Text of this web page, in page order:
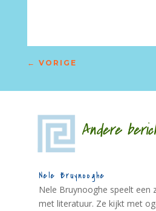
← VORIGE
Andere
Nele Bruynooghe
Nele Bruynooghe speelt een
met literatuur. Ze kijkt met